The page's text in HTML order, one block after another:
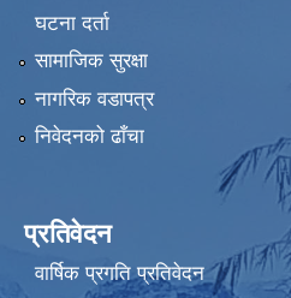
घटना दर्ता
सामाजिक सुरक्षा
नागरिक वडापत्र
निवेदनको ढाँचा
प्रतिवेदन
वार्षिक प्रगति प्रतिवेदन